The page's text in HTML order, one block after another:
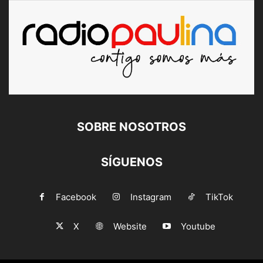
SOBRE NOSOTROS
SÍGUENOS
Facebook Instagram TikTok
X Website Youtube